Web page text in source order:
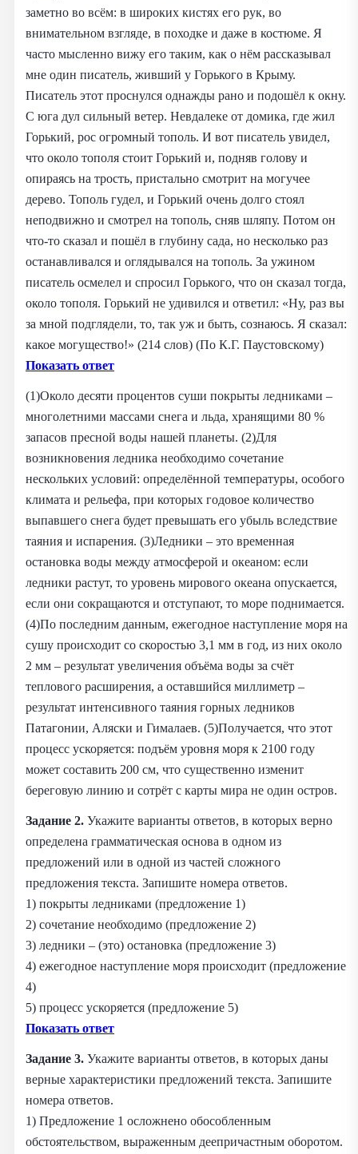
заметно во всём: в широких кистях его рук, во
внимательном взгляде, в походке и даже в костюме. Я
часто мысленно вижу его таким, как о нём рассказывал
мне один писатель, живший у Горького в Крыму.
Писатель этот проснулся однажды рано и подошёл к окну.
С юга дул сильный ветер. Невдалеке от домика, где жил
Горький, рос огромный тополь. И вот писатель увидел,
что около тополя стоит Горький и, подняв голову и
опираясь на трость, пристально смотрит на могучее
дерево. Тополь гудел, и Горький очень долго стоял
неподвижно и смотрел на тополь, сняв шляпу. Потом он
что-то сказал и пошёл в глубину сада, но несколько раз
останавливался и оглядывался на тополь. За ужином
писатель осмелел и спросил Горького, что он сказал тогда,
около тополя. Горький не удивился и ответил: «Ну, раз вы
за мной подглядели, то, так уж и быть, сознаюсь. Я сказал:
какое могущество!» (214 слов) (По К.Г. Паустовскому)
Показать ответ
(1)Около десяти процентов суши покрыты ледниками –
многолетними массами снега и льда, хранящими 80 %
запасов пресной воды нашей планеты. (2)Для
возникновения ледника необходимо сочетание
нескольких условий: определённой температуры, особого
климата и рельефа, при которых годовое количество
выпавшего снега будет превышать его убыль вследствие
таяния и испарения. (3)Ледники – это временная
остановка воды между атмосферой и океаном: если
ледники растут, то уровень мирового океана опускается,
если они сокращаются и отступают, то море поднимается.
(4)По последним данным, ежегодное наступление моря на
сушу происходит со скоростью 3,1 мм в год, из них около
2 мм – результат увеличения объёма воды за счёт
теплового расширения, а оставшийся миллиметр –
результат интенсивного таяния горных ледников
Патагонии, Аляски и Гималаев. (5)Получается, что этот
процесс ускоряется: подъём уровня моря к 2100 году
может составить 200 см, что существенно изменит
береговую линию и сотрёт с карты мира не один остров.
Задание 2. Укажите варианты ответов, в которых верно
определена грамматическая основа в одном из
предложений или в одной из частей сложного
предложения текста. Запишите номера ответов.
1) покрыты ледниками (предложение 1)
2) сочетание необходимо (предложение 2)
3) ледники – (это) остановка (предложение 3)
4) ежегодное наступление моря происходит (предложение
4)
5) процесс ускоряется (предложение 5)
Показать ответ
Задание 3. Укажите варианты ответов, в которых даны
верные характеристики предложений текста. Запишите
номера ответов.
1) Предложение 1 осложнено обособленным
обстоятельством, выраженным деепричастным оборотом.